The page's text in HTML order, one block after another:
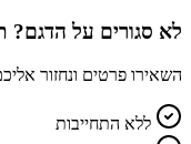
לא סגורים על הדגם?
השאירו פרטים ונחזור
ללא התחייבות